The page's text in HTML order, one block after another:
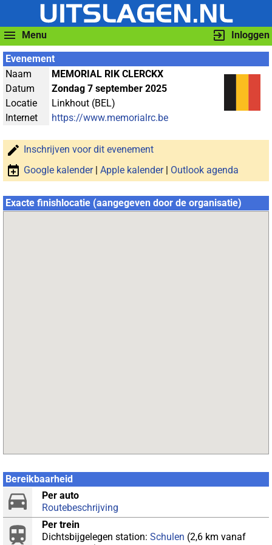
Menu Inloggen
Evenement
Naam
MEMORIAL RIK CLERCKX
Datum
Zondag 7 september 2025
Locatie
Linkhout (BEL)
Internet
https://www.memorialrc.be
Inschrijven voor dit evenement
Google kalender| Apple kalender| Outlook agenda
Exacte finishlocatie (aangegeven door de organisatie)
Bereikbaarheid
Per auto
Routebeschrijving
Per trein
Dichtsbijgelegen station: Schulen (2,6 km vanaf